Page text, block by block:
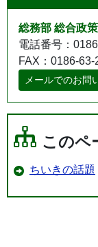
総務部 総合政
電話番号：
FAX：0186-63-
メールでのお問
このペ
ちいきの話題